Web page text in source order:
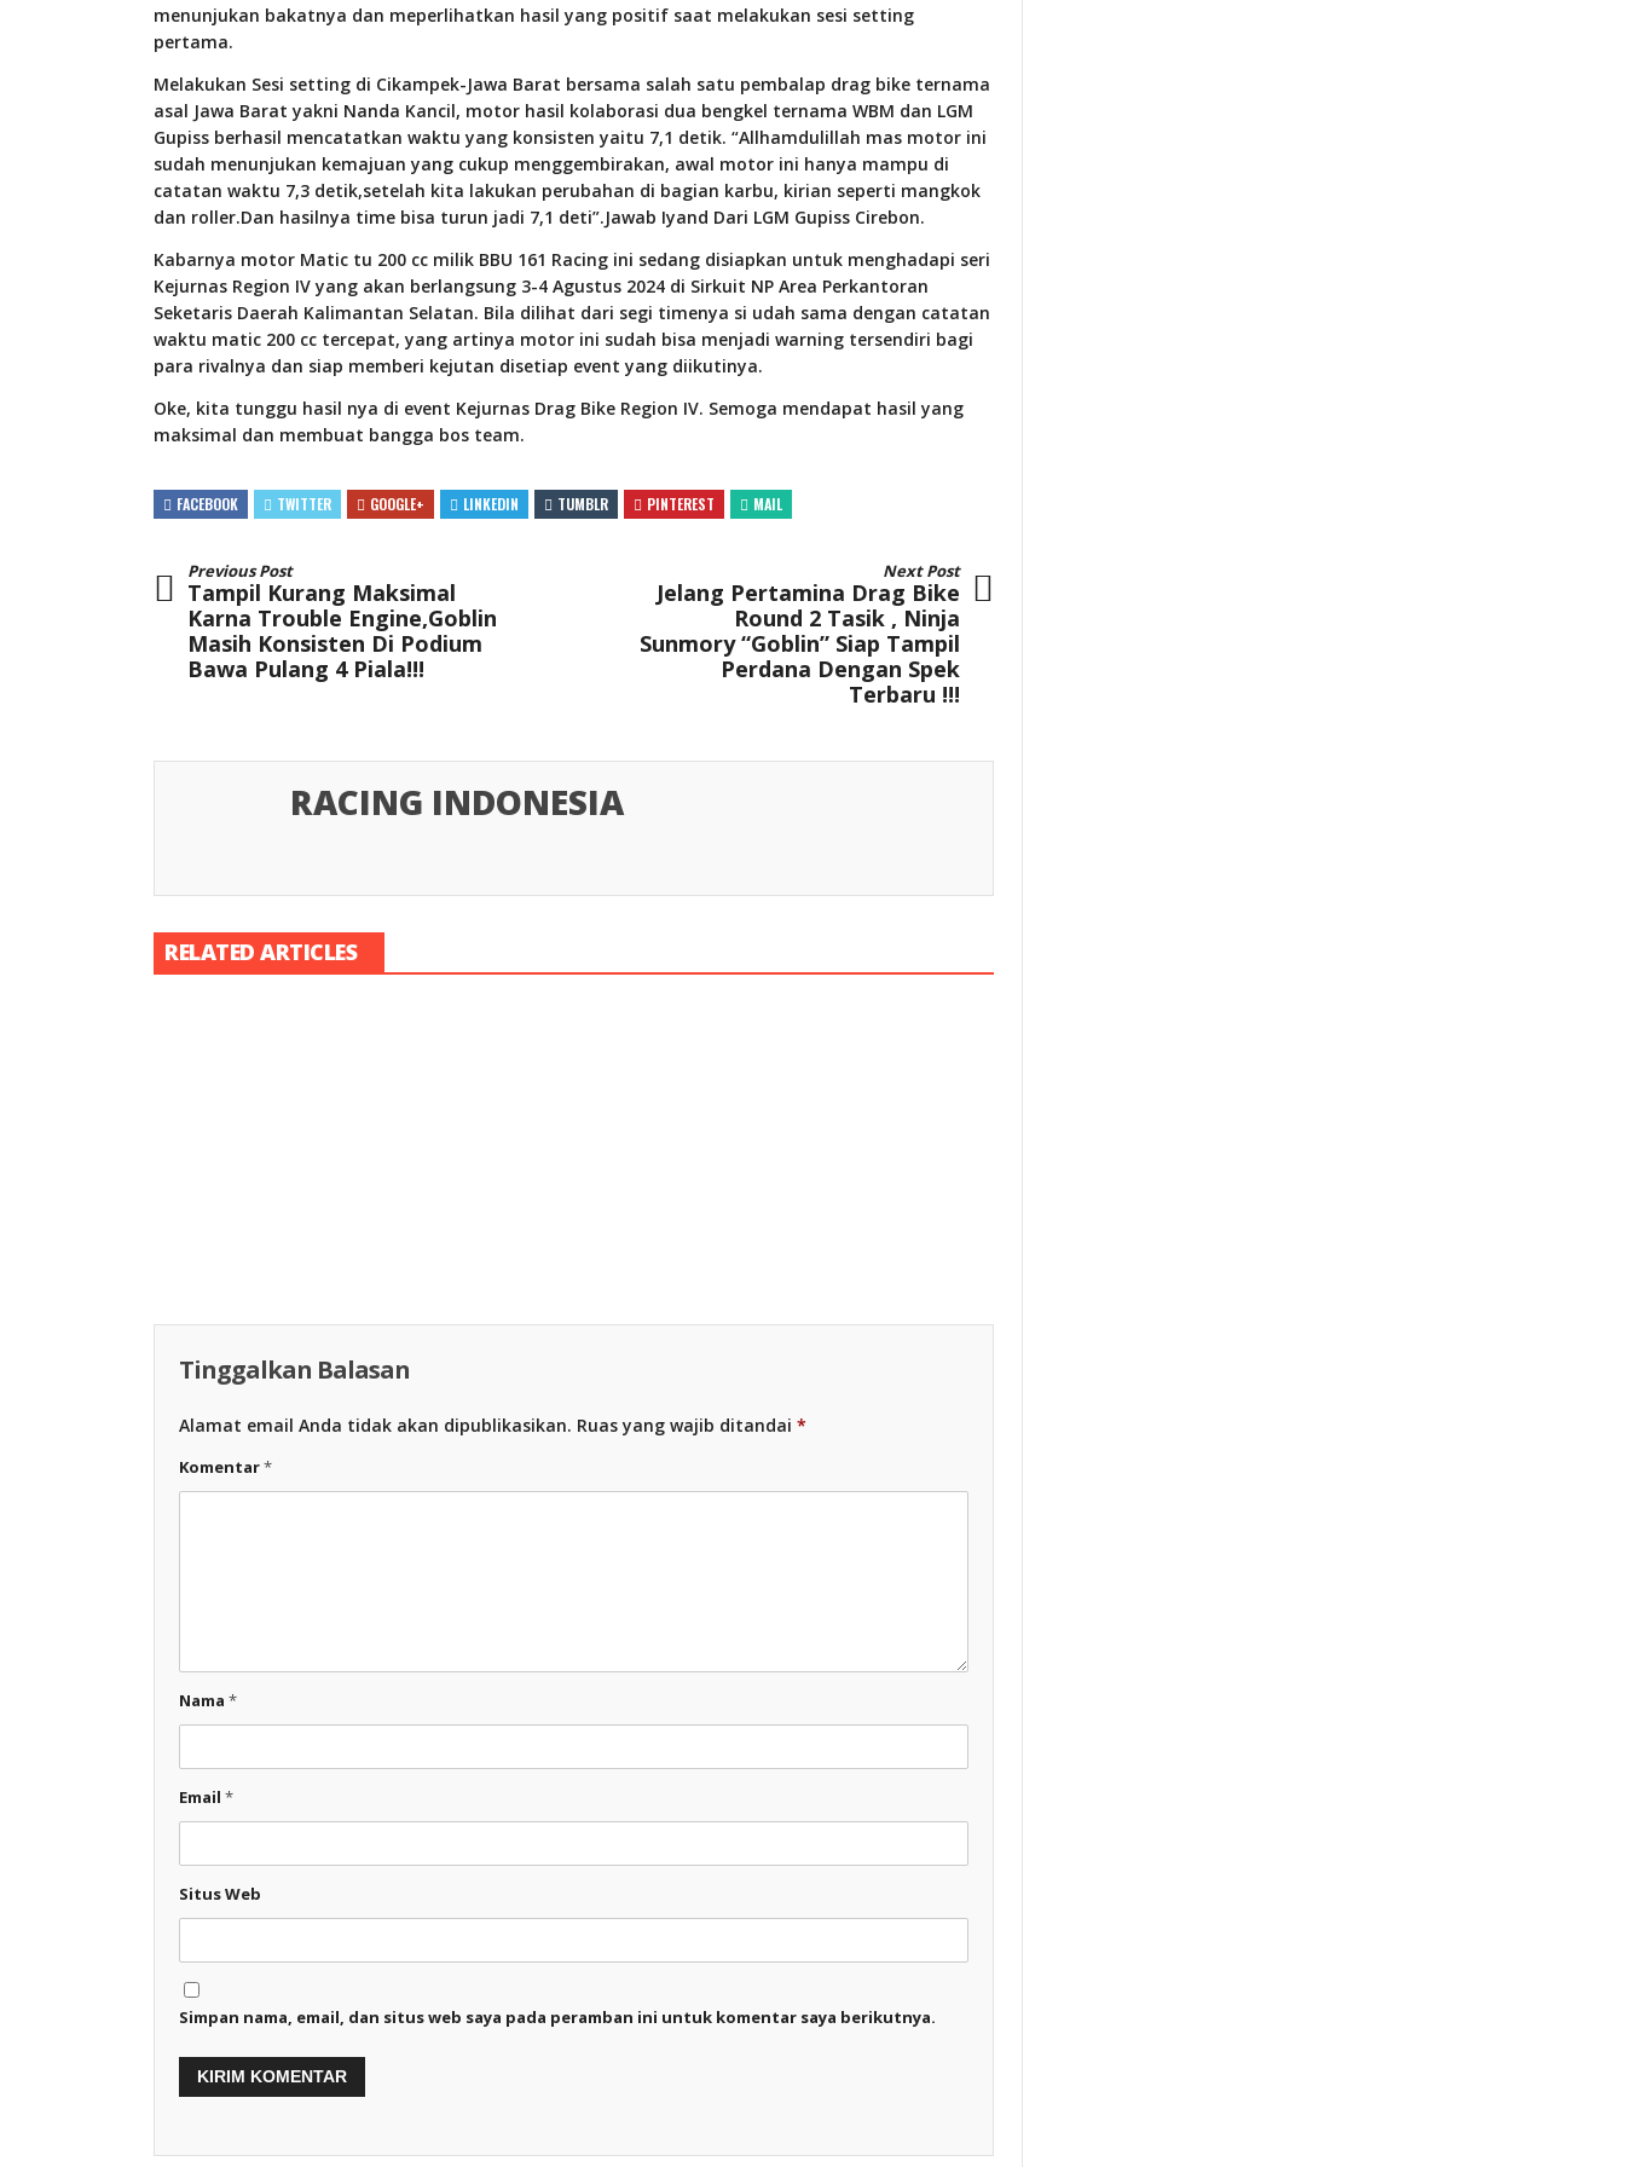
menunjukan bakatnya dan meperlihatkan hasil yang positif saat melakukan sesi setting
pertama.
Melakukan Sesi setting di Cikampek-Jawa Barat bersama salah satu pembalap drag bike ternama
asal Jawa Barat yakni Nanda Kancil, motor hasil kolaborasi dua bengkel ternama WBM dan LGM
Gupiss berhasil mencatatkan waktu yang konsisten yaitu 7,1 detik. “Allhamdulillah mas motor ini
sudah menunjukan kemajuan yang cukup menggembirakan, awal motor ini hanya mampu di
catatan waktu 7,3 detik,setelah kita lakukan perubahan di bagian karbu, kirian seperti mangkok
dan roller.Dan hasilnya time bisa turun jadi 7,1 deti”.Jawab Iyand Dari LGM Gupiss Cirebon.
Kabarnya motor Matic tu 200 cc milik BBU 161 Racing ini sedang disiapkan untuk menghadapi seri
Kejurnas Region IV yang akan berlangsung 3-4 Agustus 2024 di Sirkuit NP Area Perkantoran
Seketaris Daerah Kalimantan Selatan. Bila dilihat dari segi timenya si udah sama dengan catatan
waktu matic 200 cc tercepat, yang artinya motor ini sudah bisa menjadi warning tersendiri bagi
para rivalnya dan siap memberi kejutan disetiap event yang diikutinya.
Oke, kita tunggu hasil nya di event Kejurnas Drag Bike Region IV. Semoga mendapat hasil yang
maksimal dan membuat bangga bos team.
FACEBOOK TWITTER GOOGLE+ LINKEDIN TUMBLR PINTEREST MAIL
Previous Post
Tampil Kurang Maksimal
Karna Trouble Engine,Goblin
Masih Konsisten Di Podium
Bawa Pulang 4 Piala!!!
Next Post
Jelang Pertamina Drag Bike
Round 2 Tasik , Ninja
Sunmory “Goblin” Siap Tampil
Perdana Dengan Spek
Terbaru !!!
RACING INDONESIA
RELATED ARTICLES
Tinggalkan Balasan
Alamat email Anda tidak akan dipublikasikan. Ruas yang wajib ditandai *
Komentar*
Nama *
Email *
Situs Web
Simpan nama, email, dan situs web saya pada peramban ini untuk komentar saya berikutnya.